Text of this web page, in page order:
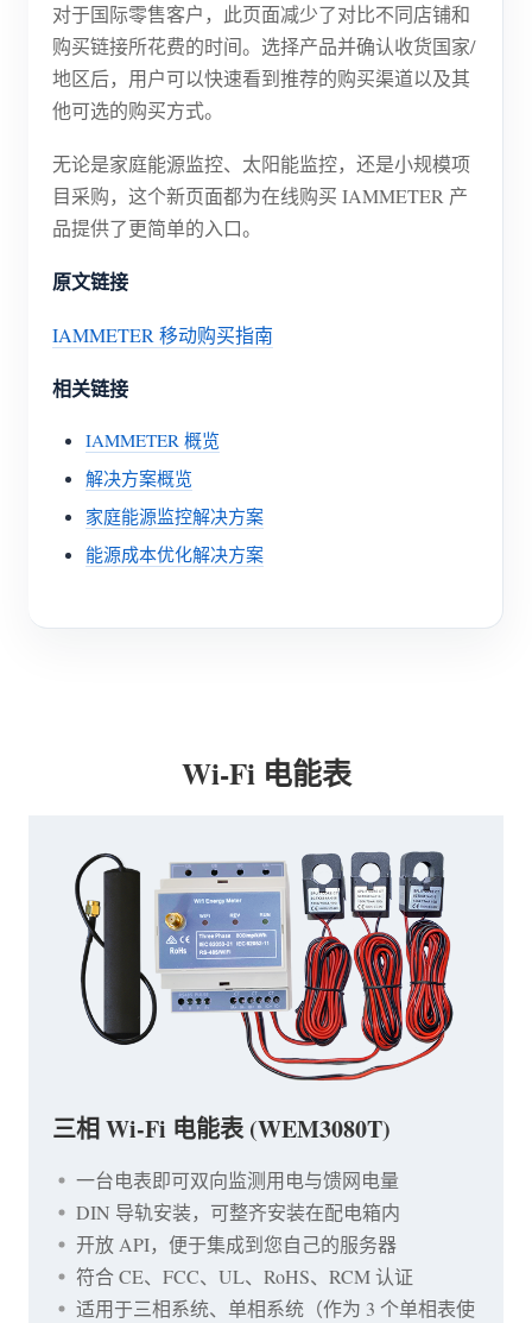
用电监控
光伏热水器控制系统
家庭自动化
工厂能源监控
资源
产品快速开始
文档
教程视频
常见问题
博客
社区
贡献者计划
贡献者中心
IAMMETER 活动
站点探索
光伏排名
解决方案
联系我们
关于我们
对于国际零售客户，此页面减少了对比不同店铺和
购买链接所花费的时间。选择产品并确认收货国家/
地区后，用户可以快速看到推荐的购买渠道以及其
他可选的购买方式。
无论是家庭能源监控、太阳能监控，还是小规模项
目采购，这个新页面都为在线购买 IAMMETER 产
品提供了更简单的入口。
原文链接
IAMMETER 移动购买指南
相关链接
IAMMETER 概览
解决方案概览
家庭能源监控解决方案
能源成本优化解决方案
Wi-Fi 电能表
三相 Wi-Fi 电能表 (WEM3080T)
一台电表即可双向监测用电与馈网电量
DIN 导轨安装，可整齐安装在配电箱内
开放 API，便于集成到您自己的服务器
符合 CE、FCC、UL、RoHS、RCM 认证
适用于三相系统、单相系统（作为 3 个单相表使